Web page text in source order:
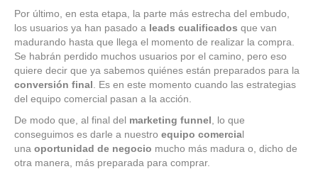
Por último, en esta etapa, la parte más estrecha del embudo,
los usuarios ya han pasado a leads cualificados que van
madurando hasta que llega el momento de realizar la compra.
Se habrán perdido muchos usuarios por el camino, pero eso
quiere decir que ya sabemos quiénes están preparados para la
conversión final . Es en este momento cuando las estrategias
del equipo comercial pasan a la acción.
De modo que, al final del marketing funnel , lo que
conseguimos es darle a nuestro equipo comercial
una oportunidad de negocio mucho más madura o, dicho de
otra manera, más preparada para comprar.